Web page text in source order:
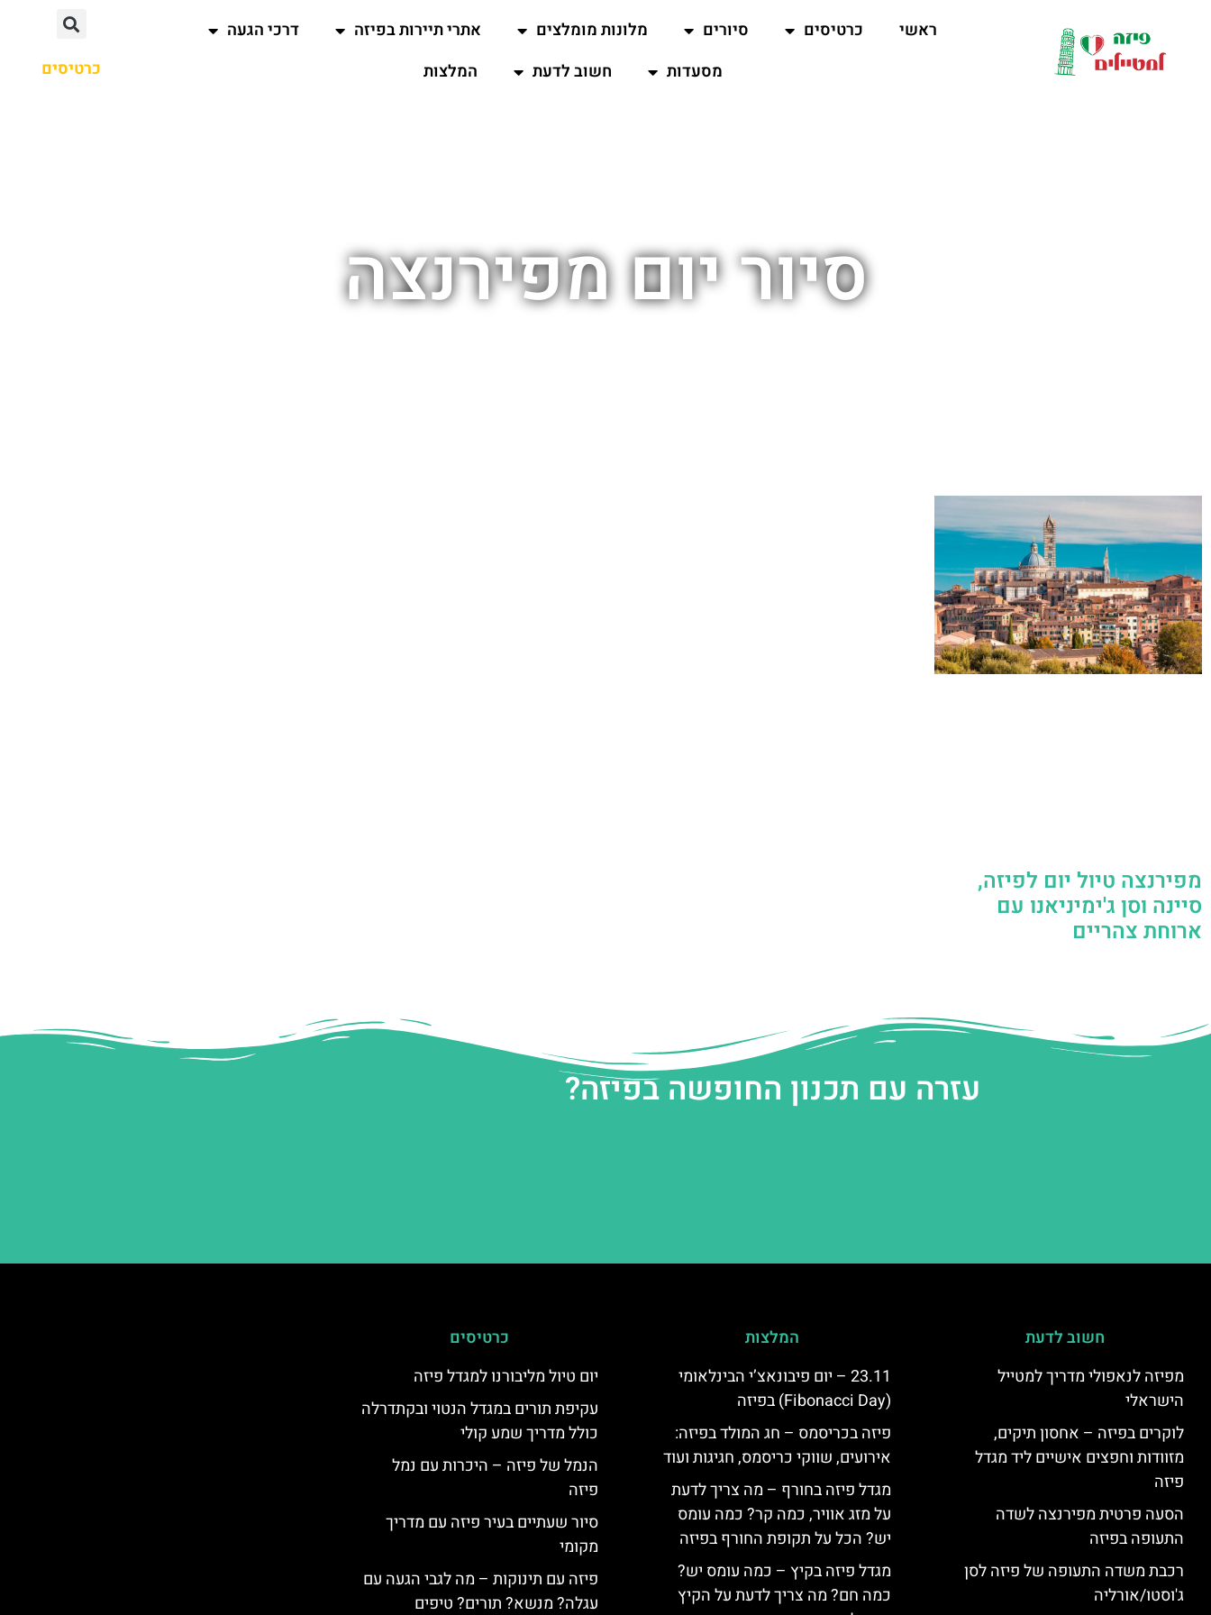
ראשי כרטיסים סיורים מלונות מומלצים אתרי תיירות בפיזה
דרכי הגעה
מסעדות
חשוב לדעת המלצות כרטיסים
סיור יום מפירנצה
מפירנצה טיול יום לפיזה,
סיינה וסן ג'ימיניאנו עם
ארוחת צהריים
עזרה עם תכנון החופשה בפיזה?
חשוב לדעת
מפיזה לנאפולי מדריך למטייל
הישראלי
לוקרים בפיזה – אחסון תיקים,
מזוודות וחפצים אישיים ליד מגדל
פיזה
הסעה פרטית מפירנצה לשדה
התעופה בפיזה
רכבת משדה התעופה של פיזה לסן
ג'וסטו/אורליה
המלצות
23.11 – יום פיבונאצ’י הבינלאומי
(Fibonacci Day) בפיזה
פיזה בכריסמס – חג המולד בפיזה:
אירועים, שווקי כריסמס, חגיגות ועוד
מגדל פיזה בחורף – מה צריך לדעת
על מזג אוויר, כמה קר? כמה עומס
יש? הכל על תקופת החורף בפיזה
מגדל פיזה בקיץ – כמה עומס יש?
כמה חם? מה צריך לדעת על הקיץ
כרטיסים
יום טיול מליבורנו למגדל פיזה
עקיפת תורים במגדל הנטוי ובקתדרלה
כולל מדריך שמע קולי
הנמל של פיזה – היכרות עם נמל
פיזה
סיור שעתיים בעיר פיזה עם מדריך
מקומי
פיזה עם תינוקות – מה לגבי הגעה עם
עגלה? מנשא? תורים? טיפים